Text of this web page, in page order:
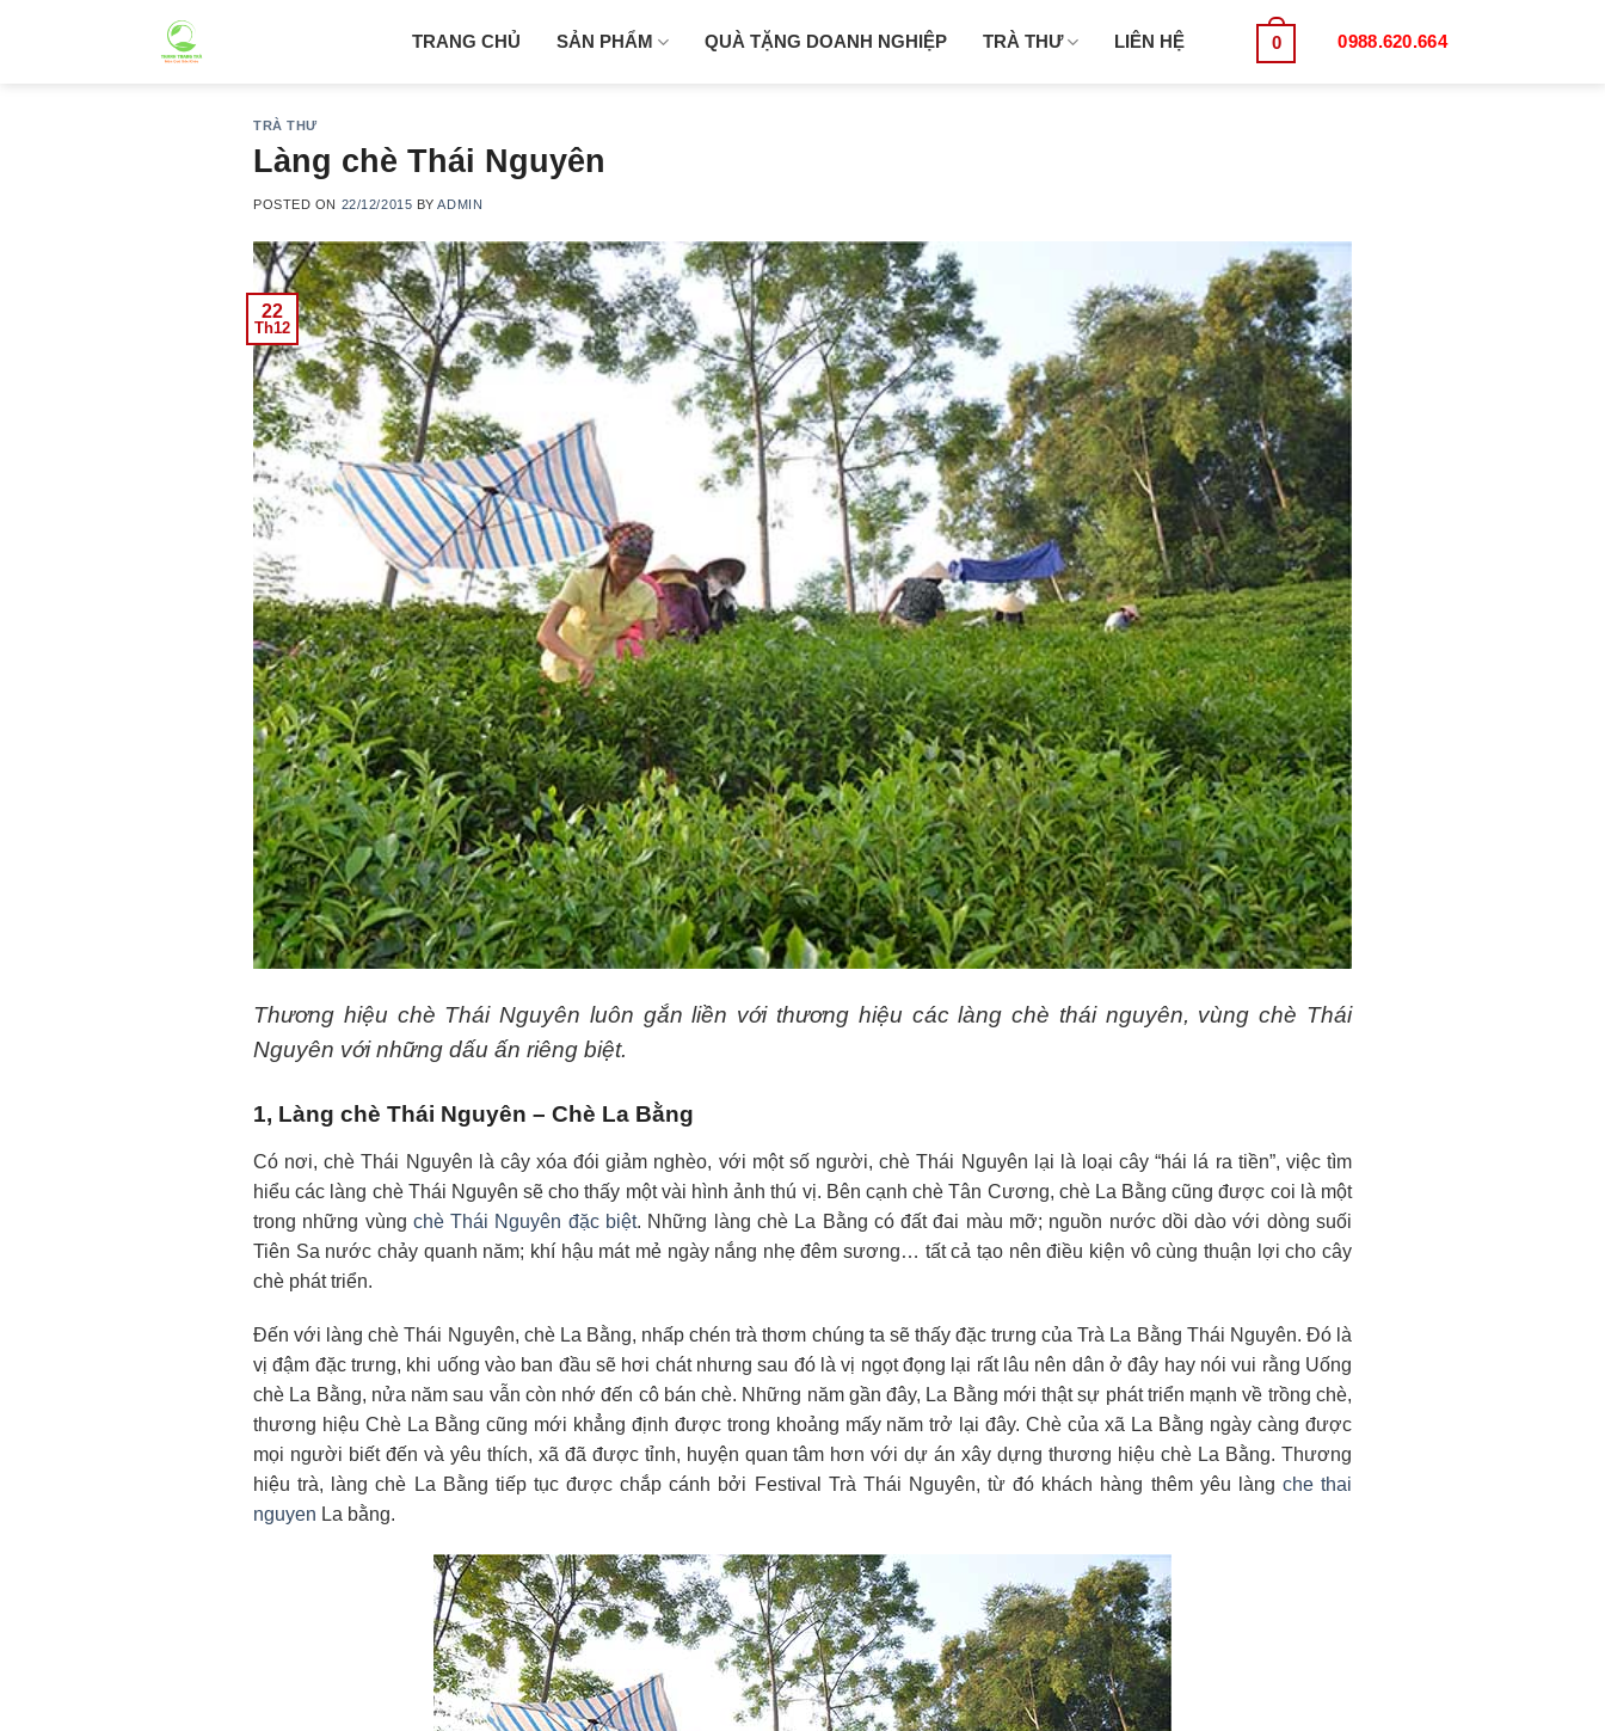
TRANG CHỦ SẢN PHẨM QUÀ TẶNG DOANH NGHIỆP TRÀ THƯ LIÊN HỆ 0 0988.620.664
TRÀ THƯ
Làng chè Thái Nguyên
POSTED ON 22/12/2015 BYADMIN
22
Th12
Thương hiệu chè Thái Nguyên luôn gắn liền với thương hiệu các làng chè thái nguyên, vùng chè Thái
Nguyên với những dấu ấn riêng biệt.
1, Làng chè Thái Nguyên – Chè La Bằng
Có nơi, chè Thái Nguyên là cây xóa đói giảm nghèo, với một số người, chè Thái Nguyên lại là loại cây “hái lá ra tiền”, việc tìm
hiểu các làng chè Thái Nguyên sẽ cho thấy một vài hình ảnh thú vị. Bên cạnh chè Tân Cương, chè La Bằng cũng được coi là một
trong những vùng chè Thái Nguyên đặc biệt. Những làng chè La Bằng có đất đai màu mỡ; nguồn nước dồi dào với dòng suối
Tiên Sa nước chảy quanh năm; khí hậu mát mẻ ngày nắng nhẹ đêm sương… tất cả tạo nên điều kiện vô cùng thuận lợi cho cây
chè phát triển.
Đến với làng chè Thái Nguyên, chè La Bằng, nhấp chén trà thơm chúng ta sẽ thấy đặc trưng của Trà La Bằng Thái Nguyên. Đó là
vị đậm đặc trưng, khi uống vào ban đầu sẽ hơi chát nhưng sau đó là vị ngọt đọng lại rất lâu nên dân ở đây hay nói vui rằng Uống
chè La Bằng, nửa năm sau vẫn còn nhớ đến cô bán chè. Những năm gần đây, La Bằng mới thật sự phát triển mạnh về trồng chè,
thương hiệu Chè La Bằng cũng mới khẳng định được trong khoảng mấy năm trở lại đây. Chè của xã La Bằng ngày càng được
mọi người biết đến và yêu thích, xã đã được tỉnh, huyện quan tâm hơn với dự án xây dựng thương hiệu chè La Bằng. Thương
hiệu trà, làng chè La Bằng tiếp tục được chắp cánh bởi Festival Trà Thái Nguyên, từ đó khách hàng thêm yêu làng che thai
nguyen La bằng.